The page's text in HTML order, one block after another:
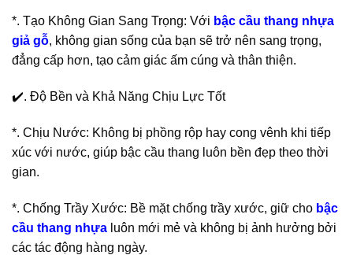
*. Tạo Không Gian Sang Trọng: Với bậc cầu thang nhựa
giả gỗ, không gian sống của bạn sẽ trở nên sang trọng,
đẳng cấp hơn, tạo cảm giác ấm cúng và thân thiện.
✔️. Độ Bền và Khả Năng Chịu Lực Tốt
*. Chịu Nước: Không bị phồng rộp hay cong vênh khi tiếp
xúc với nước, giúp bậc cầu thang luôn bền đẹp theo thời
gian.
*. Chống Trầy Xước: Bề mặt chống trầy xước, giữ cho bậc
cầu thang nhựa luôn mới mẻ và không bị ảnh hưởng bởi
các tác động hàng ngày.